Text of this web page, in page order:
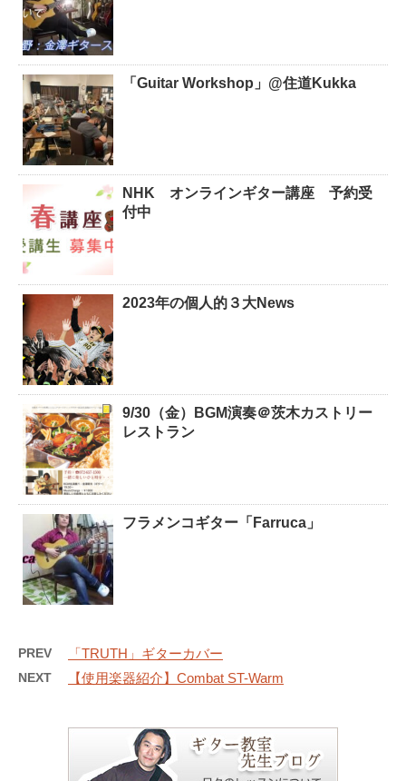
「Guitar Workshop」@住道Kukka
NHK オンラインギター講座 予約受
付中
2023年の個人的３大News
9/30（金）BGM演奏＠茨木カストリー
レストラン
フラメンコギター「Farruca」
PREV 「TRUTH」ギターカバー
NEXT 【使用楽器紹介】Combat ST-Warm